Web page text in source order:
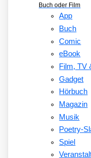
Buch oder Film
App
Buch
Comic
eBook
Film, TV
Gadget
Hörbuch
Magazin
Musik
Poetry-
Spiel